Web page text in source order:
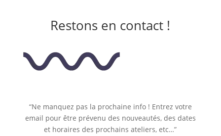
Restons en contact !
“Ne manquez pas la prochaine info ! Entrez votre
email pour être prévenu des nouveautés, des dates
et horaires des prochains ateliers, etc…”